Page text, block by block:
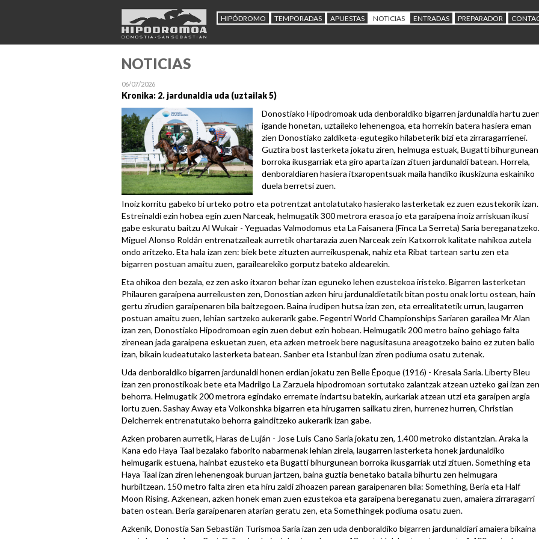
HIPÓDROMO TEMPORADAS APUESTAS NOTICIAS ENTRADAS PREPARADOR
NOTICIAS
06/07/2026
Kronika: 2. jardunaldia uda (uztailak 5)
Donostiako Hipodromoak uda denboraldiko bigarren jardunaldia hartu zuen
igande honetan, uztaileko lehenengoa, eta horrekin batera hasiera eman
zien Donostiako zaldiketa-egutegiko hilabeterik bizi eta zirraragarrienei.
Guztira bost lasterketa jokatu ziren, helmuga estuak, Bugatti bihurgunean
borroka ikusgarriak eta giro aparta izan zituen jardunaldi batean. Horrela,
denboraldiaren hasiera itxaropentsuak maila handiko ikuskizuna eskainiko
duela berretsi zuen.
Inoiz korritu gabeko bi urteko potro eta potrentzat antolatutako hasierako lasterketak ez zuen ezustekorik izan.
Estreinaldi ezin hobea egin zuen Narceak, helmugatik 300 metrora erasoa jo eta garaipena inoiz arriskuan ikusi
gabe eskuratu baitzu Al Wukair - Yeguadas Valmodomus eta La Faisanera (Finca La Serreta) Saria bereganatzeko.
Miguel Alonso Roldán entrenatzaileak aurretik ohartarazia zuen Narceak zein Katxorrok kalitate nahikoa zutela
ondo aritzeko. Eta hala izan zen: biek bete zituzten aurreikuspenak, nahiz eta Ribat tartean sartu zen eta
bigarren postuan amaitu zuen, garailearekiko gorputz bateko aldearekin.
Eta ohikoa den bezala, ez zen asko itxaron behar izan eguneko lehen ezustekoa iristeko. Bigarren lasterketan
Philauren garaipena aurreikusten zen, Donostian azken hiru jardunaldietatik bitan postu onak lortu ostean, hain
gertu zirudien garaipenaren bila baitzegoen. Baina irudipen hutsa izan zen, eta errealitatetik urrun, laugarren
postuan amaitu zuen, lehian sartzeko aukerarik gabe. Fegentri World Championships Sariaren garailea Mr Alan
izan zen, Donostiako Hipodromoan egin zuen debut ezin hobean. Helmugatik 200 metro baino gehiago falta
zirenean jada garaipena eskuetan zuen, eta azken metroek bere nagusitasuna areagotzeko baino ez zuten balio
izan, bikain kudeatutako lasterketa batean. Sanber eta Istanbul izan ziren podiuma osatu zutenak.
Uda denboraldiko bigarren jardunaldi honen erdian jokatu zen Belle Époque (1916) - Kresala Saria. Liberty Bleu
izan zen pronostikoak bete eta Madrilgo La Zarzuela hipodromoan sortutako zalantzak atzean uzteko gai izan zen
behorra. Helmugatik 200 metrora egindako erremate indartsu batekin, aurkariak atzean utzi eta garaipen argia
lortu zuen. Sashay Away eta Volkonshka bigarren eta hirugarren sailkatu ziren, hurrenez hurren, Christian
Delcherrek entrenatutako behorra gainditzeko aukerarik izan gabe.
Azken probaren aurretik, Haras de Luján - Jose Luis Cano Saria jokatu zen, 1.400 metroko distantzian. Araka la
Kana edo Haya Taal bezalako faborito nabarmenak lehian zirela, laugarren lasterketa honek jardunaldiko
helmugarik estuena, hainbat ezusteko eta Bugatti bihurgunean borroka ikusgarriak utzi zituen. Something eta
Haya Taal izan ziren lehenengoak buruan jartzen, baina guztia benetako bataila bihurtu zen helmugara
hurbiltzean. 150 metro falta ziren eta hiru zaldi zihoazen parean garaipenaren bila: Something, Beria eta Half
Moon Rising. Azkenean, azken honek eman zuen ezustekoa eta garaipena bereganatu zuen, amaiera zirraragarri
baten ostean. Beria garaipenaren atarian geratu zen, eta Somethingek podiuma osatu zuen.
Azkenik, Donostia San Sebastián Turismoa Saria izan zen uda denboraldiko bigarren jardunaldiari amaiera bikaina